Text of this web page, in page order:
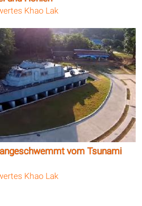
Khao Lak
vom Tsunami
Khao Lak